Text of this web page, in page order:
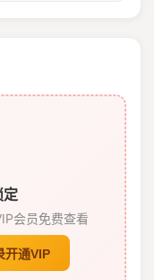
定
会员免费查看
开通VIP